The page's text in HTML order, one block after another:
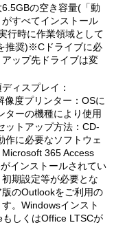
の空き容量(「動
すべてインストール
行時に作業領域として
推奨)※Cドライブに必
ップ先ドライブは変
ィスプレイ：
度プリンター：OSに
ターの機種により使用
ットアップ方法：CD-
作に必要なソフトウェ
365 Access
インストールされてい
期設定等が必要とな
のOutlookをご利用の
。Windowsインスト
しくはOffice LTSCが